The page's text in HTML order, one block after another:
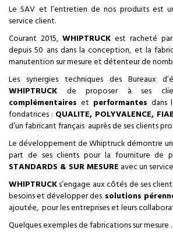
Le SAV et l’entretien de nos produits est
service client.
Courant 2015,WHIPTRUCK est racheté par
depuis 50 ans dans la conception, et la
manutention sur mesure et détenteur de
Les synergies techniques des Bureaux
WHIPTRUCK de proposer à ses
complémentaires et performantes dans
fondatrices : QUALITE, POLYVALENCE,
d’un fabricant français auprès de ses clients
Le développement de Whiptruck démontre
part de ses clients pour la fourniture de
STANDARDS & SUR MESURE avec un
WHIPTRUCKs’engage aux côtés de ses
besoins et développer des solutions
ajoutée, pour les entreprises et leurs
Quelques exemples de fabrications sur mesure